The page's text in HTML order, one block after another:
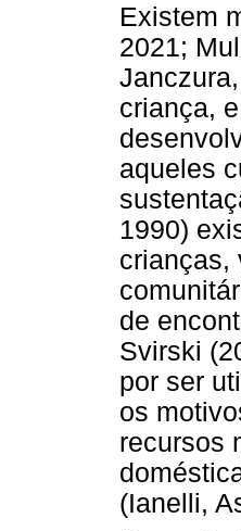
Existem
2021;
criança,
aqueles
1990)
crianças,
de
Svirski
por ser
os
recursos
(Ianelli,